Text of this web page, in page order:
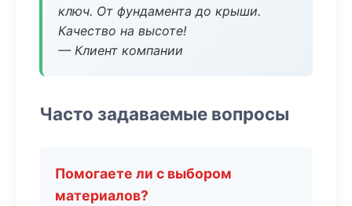
ключ. От фундамента до крыши.
Качество на высоте!
— Клиент компании
Часто задаваемые вопросы
Помогаете ли с выбором
материалов?